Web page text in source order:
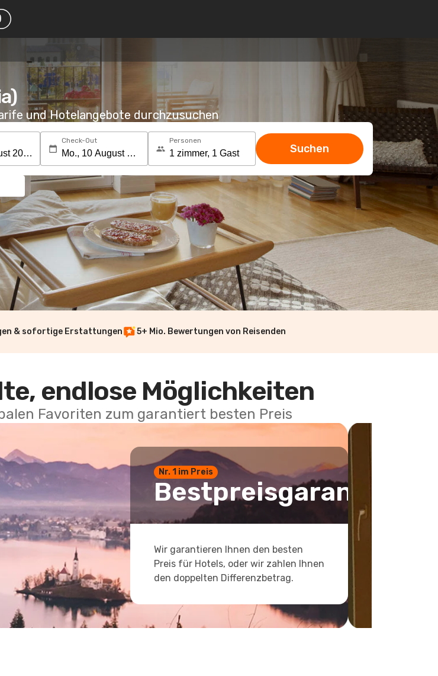
und Hotelangebote durchzusuchen
Check-Out Personen
Suchen
& sofortige Erstattungen 5+ Mio. Bewertungen von Reisenden
endlose Möglichkeiten
Favoriten zum garantiert besten Preis
Nr. 1 im Preis
Bestpreisgarantie
Wir garantieren Ihnen den besten
Preis für Hotels, oder wir zahlen Ihnen
den doppelten Differenzbetrag.